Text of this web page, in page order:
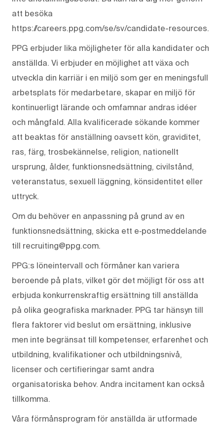
att besöka
https://careers.ppg.com/se/sv/candidate-resources.
PPG erbjuder lika möjligheter för alla kandidater och
anställda. Vi erbjuder en möjlighet att växa och
utveckla din karriär i en miljö som ger en meningsfull
arbetsplats för medarbetare, skapar en miljö för
kontinuerligt lärande och omfamnar andras idéer
och mångfald. Alla kvalificerade sökande kommer
att beaktas för anställning oavsett kön, graviditet,
ras, färg, trosbekännelse, religion, nationellt
ursprung, ålder, funktionsnedsättning, civilstånd,
veteranstatus, sexuell läggning, könsidentitet eller
uttryck.
Om du behöver en anpassning på grund av en
funktionsnedsättning, skicka ett e‑postmeddelande
till recruiting@ppg.com.
PPG:s löneintervall och förmåner kan variera
beroende på plats, vilket gör det möjligt för oss att
erbjuda konkurrenskraftig ersättning till anställda
på olika geografiska marknader. PPG tar hänsyn till
flera faktorer vid beslut om ersättning, inklusive
men inte begränsat till kompetenser, erfarenhet och
utbildning, kvalifikationer och utbildningsnivå,
licenser och certifieringar samt andra
organisatoriska behov. Andra incitament kan också
tillkomma.
Våra förmånsprogram för anställda är utformade